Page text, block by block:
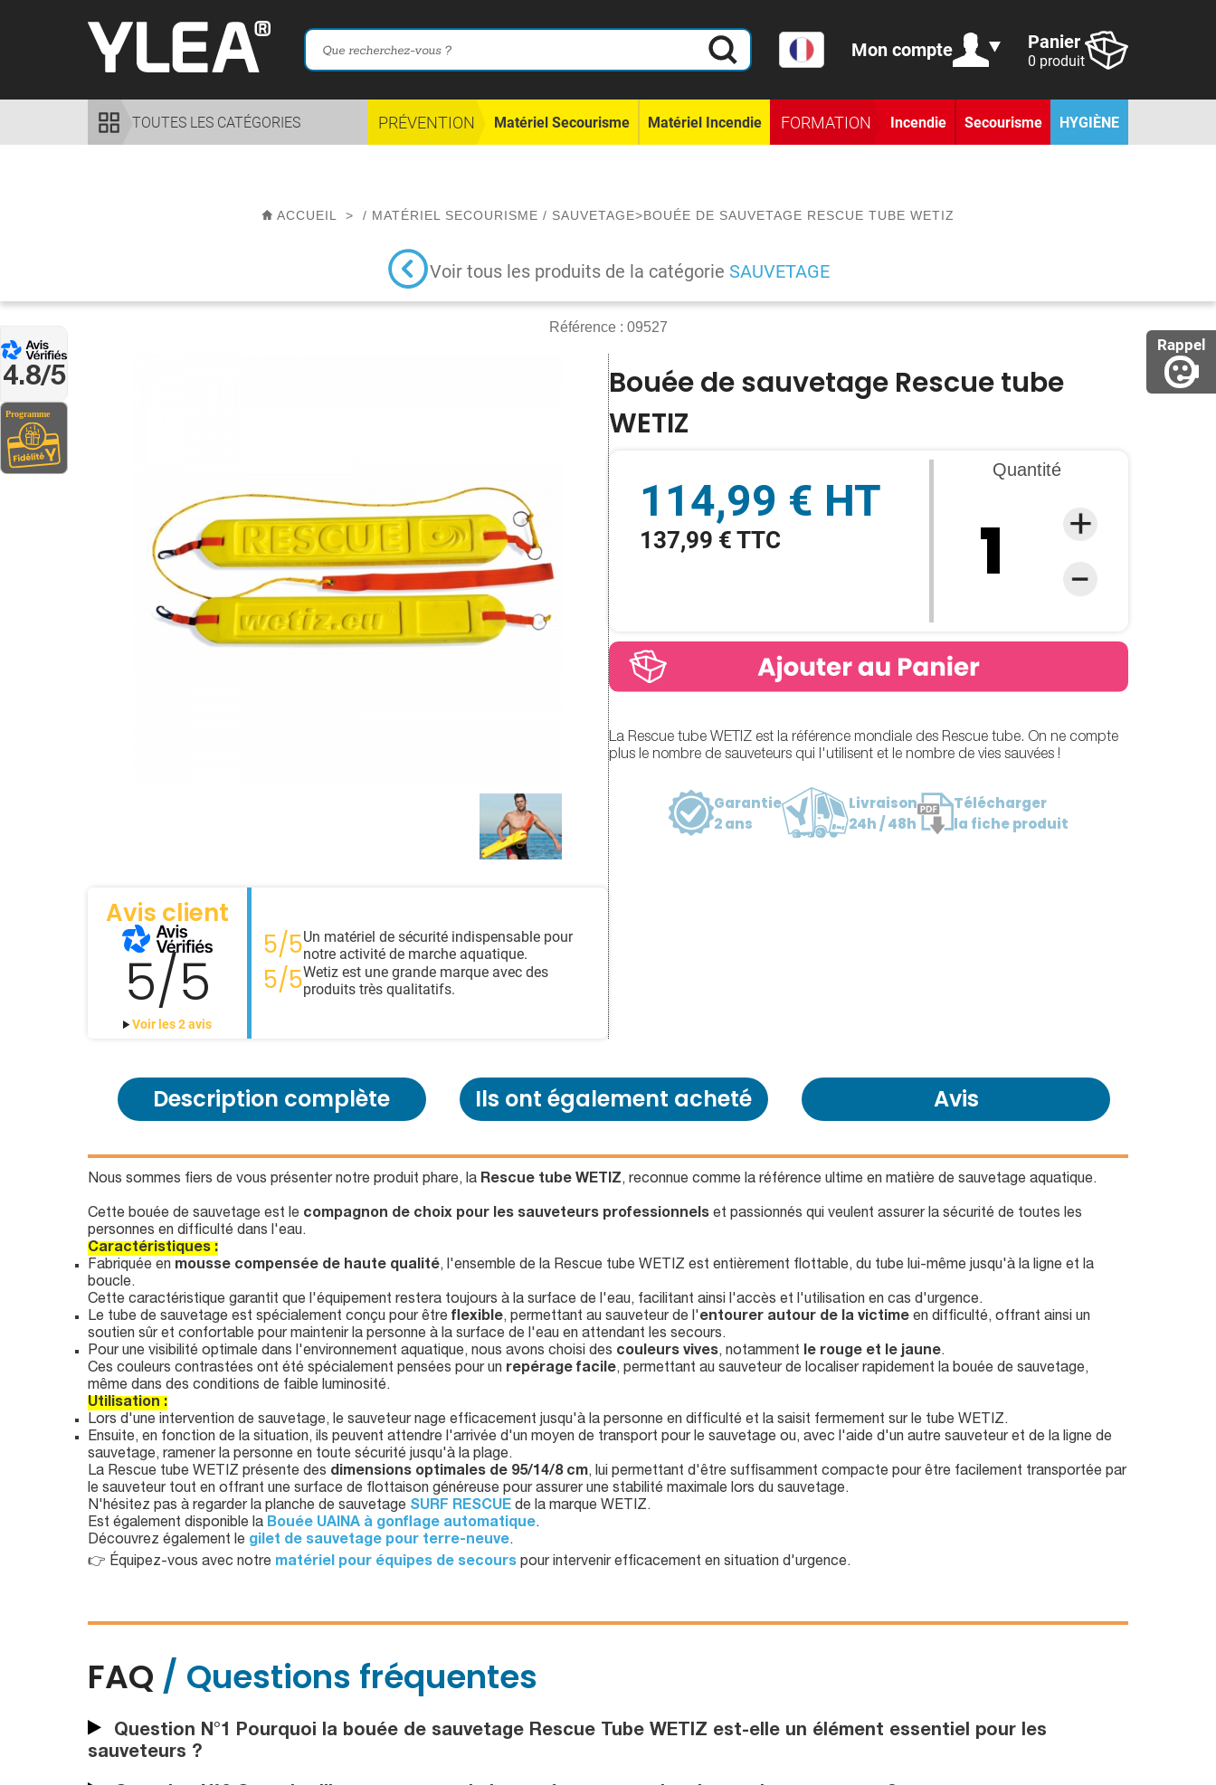
Rappel
4.8/5
Mon compte Panier
0 produit
TOUTES LES CATÉGORIES PRÉVENTION Matériel Secourisme Matériel Incendie FORMATION Incendie Secourisme HYGIÈNE
ACCUEIL > / MATÉRIEL SECOURISME / SAUVETAGE>BOUÉE DE SAUVETAGE RESCUE TUBE WETIZ
Voir tous les produits de la catégorie SAUVETAGE
Référence : 09527
Avis client
5/5
Voir les 2 avis
5/5Un matériel de sécurité indispensable pour
notre activité de marche aquatique.
5/5Wetiz est une grande marque avec des
produits très qualitatifs.
Bouée de sauvetage Rescue tube
WETIZ
114,99 € HT
137,99 € TTC
Quantité
La Rescue tube WETIZ est la référence mondiale des Rescue tube. On ne compte
plus le nombre de sauveteurs qui l'utilisent et le nombre de vies sauvées !
Garantie
2 ans
Livraison
24h / 48h
Télécharger
la fiche produit
Description complète Ils ont également acheté Avis
Nous sommes fiers de vous présenter notre produit phare, la Rescue tube WETIZ, reconnue comme la référence ultime en matière de sauvetage aquatique.
Cette bouée de sauvetage est le compagnon de choix pour les sauveteurs professionnels et passionnés qui veulent assurer la sécurité de toutes les
personnes en difficulté dans l'eau.
Caractéristiques :
Fabriquée en mousse compensée de haute qualité, l'ensemble de la Rescue tube WETIZ est entièrement flottable, du tube lui-même jusqu'à la ligne et la
boucle.
Cette caractéristique garantit que l'équipement restera toujours à la surface de l'eau, facilitant ainsi l'accès et l'utilisation en cas d'urgence.
Le tube de sauvetage est spécialement conçu pour être flexible, permettant au sauveteur de l'entourer autour de la victime en difficulté, offrant ainsi un
soutien sûr et confortable pour maintenir la personne à la surface de l'eau en attendant les secours.
Pour une visibilité optimale dans l'environnement aquatique, nous avons choisi des couleurs vives, notamment le rouge et le jaune.
Ces couleurs contrastées ont été spécialement pensées pour un repérage facile, permettant au sauveteur de localiser rapidement la bouée de sauvetage,
même dans des conditions de faible luminosité.
Utilisation :
Lors d'une intervention de sauvetage, le sauveteur nage efficacement jusqu'à la personne en difficulté et la saisit fermement sur le tube WETIZ.
Ensuite, en fonction de la situation, ils peuvent attendre l'arrivée d'un moyen de transport pour le sauvetage ou, avec l'aide d'un autre sauveteur et de la ligne de
sauvetage, ramener la personne en toute sécurité jusqu'à la plage.
La Rescue tube WETIZ présente des dimensions optimales de 95/14/8 cm, lui permettant d'être suffisamment compacte pour être facilement transportée par
le sauveteur tout en offrant une surface de flottaison généreuse pour assurer une stabilité maximale lors du sauvetage.
N'hésitez pas à regarder la planche de sauvetage SURF RESCUE de la marque WETIZ.
Est également disponible la Bouée UAINA à gonflage automatique.
Découvrez également le gilet de sauvetage pour terre-neuve.
👉 Équipez-vous avec notre matériel pour équipes de secours pour intervenir efficacement en situation d'urgence.
FAQ / Questions fréquentes
Question N°1 Pourquoi la bouée de sauvetage Rescue Tube WETIZ est-elle un élément essentiel pour les
sauveteurs ?